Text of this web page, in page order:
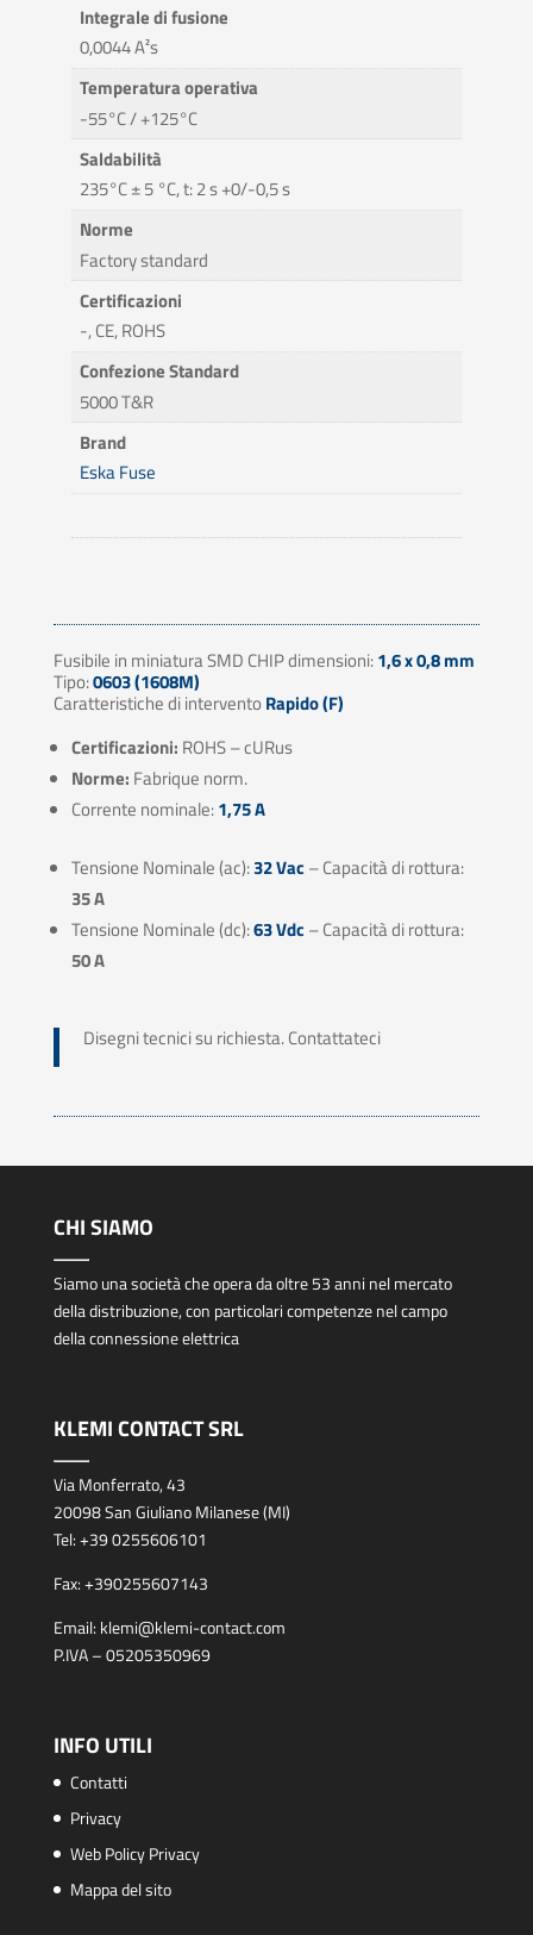
Integrale di fusione
0,0044 A²s
Temperatura operativa
-55°C / +125°C
Saldabilità
235°C ± 5 °C, t: 2 s +0/-0,5 s
Norme
Factory standard
Certificazioni
-, CE, ROHS
Confezione Standard
5000 T&R
Brand
Eska Fuse
Fusibile in miniatura SMD CHIP dimensioni:1,6 x 0,8 mm
Tipo:0603 (1608M)
Caratteristiche di intervento Rapido (F)
Certificazioni: ROHS – cURus
Norme: Fabrique norm.
Corrente nominale:1,75 A
Tensione Nominale (ac):32 Vac– Capacità di rottura:
35 A
Tensione Nominale (dc):63 Vdc– Capacità di rottura:
50 A
Disegni tecnici su richiesta. Contattateci
CHI SIAMO
Siamo una società che opera da oltre 53 anni nel mercato
della distribuzione, con particolari competenze nel campo
della connessione elettrica
KLEMI CONTACT SRL
Via Monferrato, 43
20098 San Giuliano Milanese (MI)
Tel:+39 0255606101
Fax:+390255607143
Email: klemi@klemi-contact.com
P.IVA – 05205350969
INFO UTILI
Contatti
Privacy
Web Policy Privacy
Mappa del sito